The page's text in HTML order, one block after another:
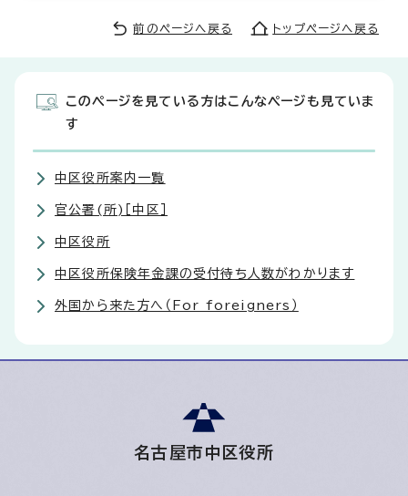
前のページへ戻る トップページへ戻る
このページを見ている方はこんなページも見ていま
す
中区役所案内一覧
官公署(所)［中区］
中区役所
中区役所保険年金課の受付待ち人数がわかります
外国から来た方へ（For foreigners）
名古屋市中区役所